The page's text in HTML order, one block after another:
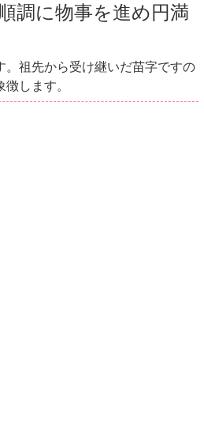
調に物事を進め円満
祖先から受け継いだ苗字ですの
します。